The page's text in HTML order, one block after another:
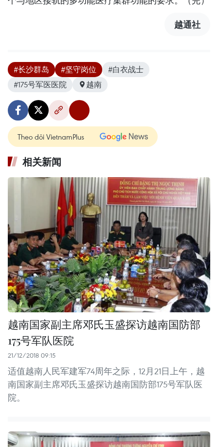
越通社
#长沙群岛 #坚守岗位
#白衣战士
#175号军医医院
越南
Theo dõi VietnamPlus
相关新闻
越南国家副主席邓氏玉盛探访越南国防部
175号军队医院
21/12/2018 09:15
适值越南人民军建军74周年之际，12月21日上午，越
南国家副主席邓氏玉盛探访越南国防部175号军队医
院。